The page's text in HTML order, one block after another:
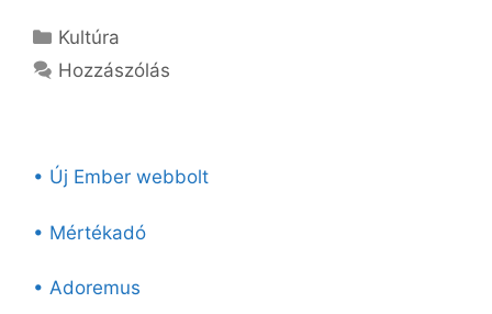
Kategória
Kultúra
Hozzászólás
• Új Ember webbolt
• Mértékadó
• Adoremus